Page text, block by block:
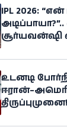
IPL 2026:
சூர்யவன்ஷி
ஆக்ரோஷம்
உடனடி
திருப்புமுனை!